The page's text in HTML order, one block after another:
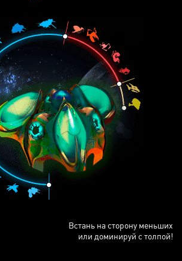
Встань на сторону меньших
или доминируй с толпой!